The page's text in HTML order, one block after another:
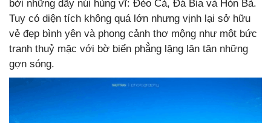
bởi những dãy núi hùng vĩ: Đèo Cả, Đá Bia và Hòn Bà.
Tuy có diện tích không quá lớn nhưng vịnh lại sở hữu
vẻ đẹp bình yên và phong cảnh thơ mộng như một bức
tranh thuỷ mặc với bờ biển phẳng lặng lăn tăn những
gợn sóng.